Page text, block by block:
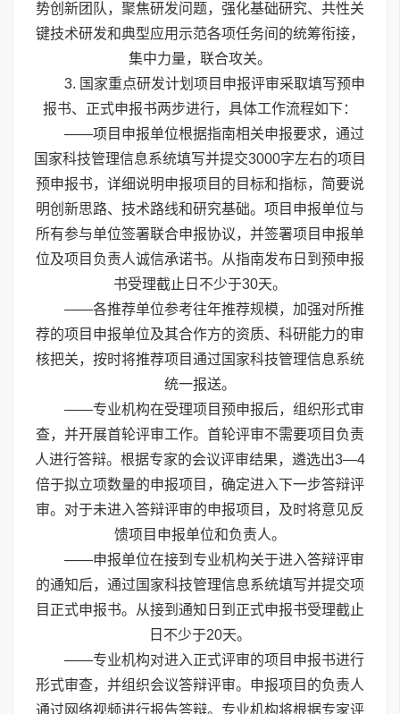
势创新团队，聚焦研发问题，强化基础研究、共性关
键技术研发和典型应用示范各项任务间的统筹衔接，
集中力量，联合攻关。
3. 国家重点研发计划项目申报评审采取填写预申
报书、正式申报书两步进行，具体工作流程如下：
——项目申报单位根据指南相关申报要求，通过
国家科技管理信息系统填写并提交3000字左右的项目
预申报书，详细说明申报项目的目标和指标，简要说
明创新思路、技术路线和研究基础。项目申报单位与
所有参与单位签署联合申报协议，并签署项目申报单
位及项目负责人诚信承诺书。从指南发布日到预申报
书受理截止日不少于30天。
——各推荐单位参考往年推荐规模，加强对所推
荐的项目申报单位及其合作方的资质、科研能力的审
核把关，按时将推荐项目通过国家科技管理信息系统
统一报送。
——专业机构在受理项目预申报后，组织形式审
查，并开展首轮评审工作。首轮评审不需要项目负责
人进行答辩。根据专家的会议评审结果，遴选出3—4
倍于拟立项数量的申报项目，确定进入下一步答辩评
审。对于未进入答辩评审的申报项目，及时将意见反
馈项目申报单位和负责人。
——申报单位在接到专业机构关于进入答辩评审
的通知后，通过国家科技管理信息系统填写并提交项
目正式申报书。从接到通知日到正式申报书受理截止
日不少于20天。
——专业机构对进入正式评审的项目申报书进行
形式审查，并组织会议答辩评审。申报项目的负责人
通过网络视频进行报告答辩。专业机构将根据专家评